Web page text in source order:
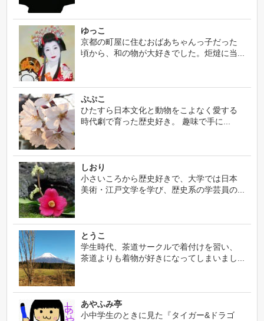
ゆっこ
京都の町屋に住むおばあちゃんっ子だった
頃から、和の物が大好きでした。炬燵に当...
ぷぷこ
ひたすら日本文化と動物をこよなく愛する
時代劇で育った歴史好き。 趣味で手に...
しおり
小さいころから歴史好きで、大学では日本
美術・江戸文学を学び、歴史系の学芸員の...
とうこ
学生時代、茶道サークルで着付けを習い、
茶道よりも着物が好きになってしまいまし...
あやふみ亭
小中学生のときに見た『タイガー&ドラゴ